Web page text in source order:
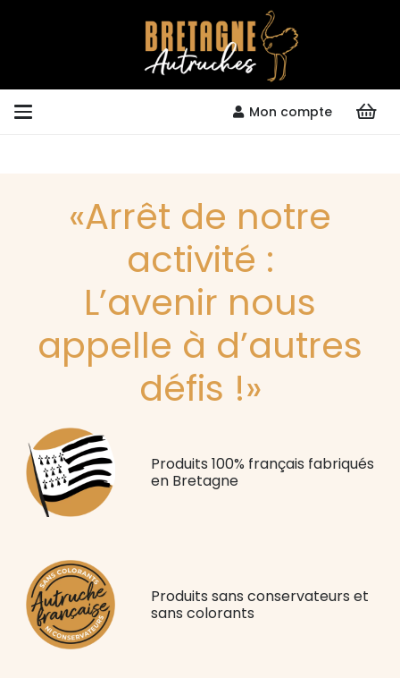
Mon compte
«Arrêt de notre
activité :
L’avenir nous
appelle à d’autres
défis !»
Produits 100% français fabriqués
en Bretagne
Produits sans conservateurs et
sans colorants